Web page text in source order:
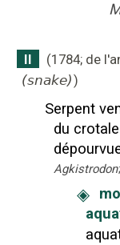
II (1784; de
(snake))
Serpent
du
Agkistrodon
◈